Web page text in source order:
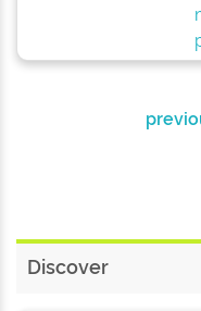
Discover